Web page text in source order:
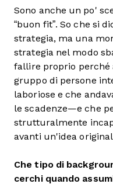
Sono anche un po'
“buon fit”. So che si
strategia, ma una
strategia nel modo
fallire proprio perché
gruppo di persone
laboriose e che
le scadenze—e che
strutturalmente
avanti un'idea
Che tipo di
cerchi quando